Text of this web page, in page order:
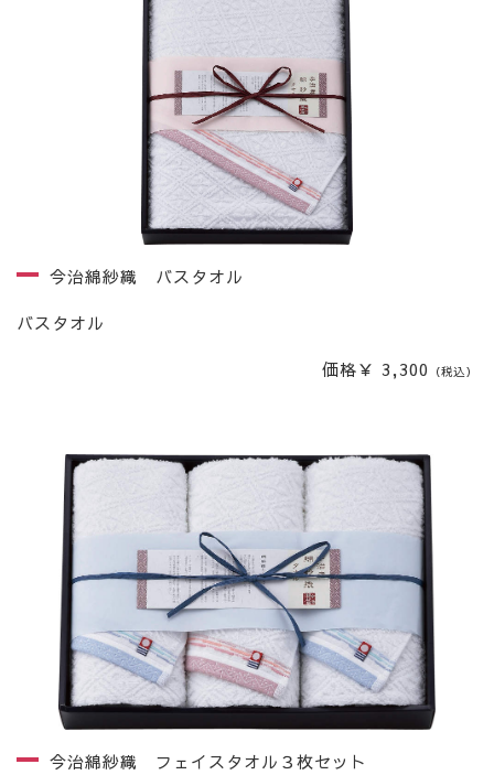
今治綿紗織 バスタオル
バスタオル
価格￥ 3,300 （税込）
今治綿紗織 フェイスタオル３枚セット